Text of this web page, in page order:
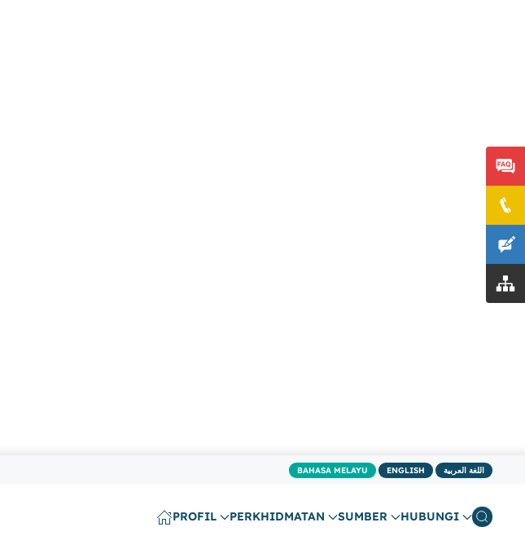
BAHASA MELAYU ENGLISH اللغة العربية
PROFIL PERKHIDMATAN SUMBER HUBUNGI